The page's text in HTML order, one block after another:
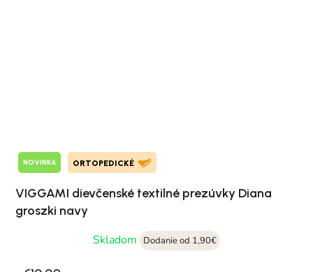
NOVINKA ORTOPEDICKÉ
VIGGAMI dievčenské textilné prezúvky Diana
groszki navy
Skladom
Dodanie od 1,90€